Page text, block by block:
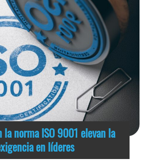
la norma ISO 9001 elevan la
en líderes